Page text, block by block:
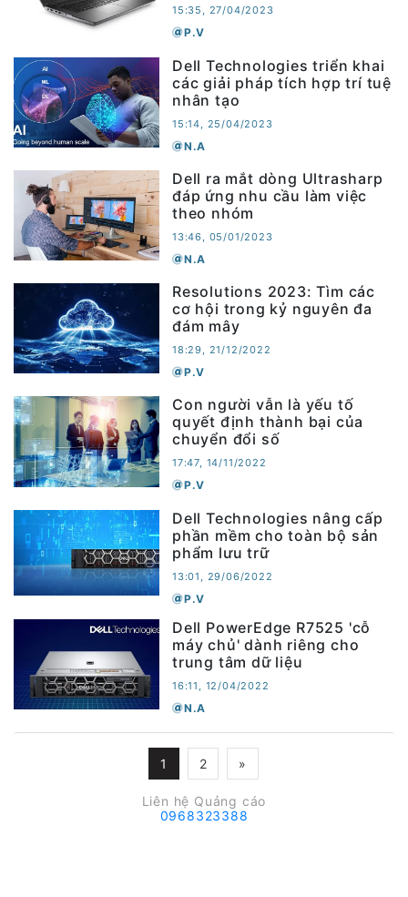
15:35, 27/04/2023
P.V
Dell Technologies triển khai
các giải pháp tích hợp trí tuệ
nhân tạo
15:14, 25/04/2023
N.A
Dell ra mắt dòng Ultrasharp
đáp ứng nhu cầu làm việc
theo nhóm
13:46, 05/01/2023
N.A
Resolutions 2023: Tìm các
cơ hội trong kỷ nguyên đa
đám mây
18:29, 21/12/2022
P.V
Con người vẫn là yếu tố
quyết định thành bại của
chuyển đổi số
17:47, 14/11/2022
P.V
Dell Technologies nâng cấp
phần mềm cho toàn bộ sản
phẩm lưu trữ
13:01, 29/06/2022
P.V
Dell PowerEdge R7525 'cỗ
máy chủ' dành riêng cho
trung tâm dữ liệu
16:11, 12/04/2022
N.A
1 2 »
Liên hệ Quảng cáo
0968323388